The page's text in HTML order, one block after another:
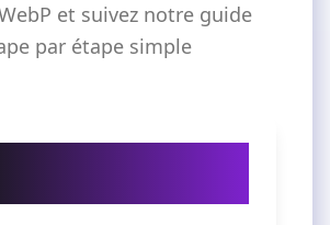
et suivez notre guide
par étape simple